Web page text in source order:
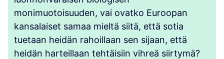
monimuotoisuuden, vai ovatko Euroopan
kansalaiset samaa mieltä siitä, että sotia
tuetaan heidän rahoillaan sen sijaan, että
heidän harteillaan tehtäisiin vihreä siirtymä?